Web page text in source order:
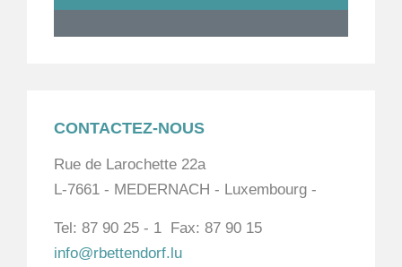
CONTACTEZ-NOUS
Rue de Larochette 22a
L-7661 - MEDERNACH - Luxembourg -
Tel: 87 90 25 - 1 Fax: 87 90 15
info@rbettendorf.lu